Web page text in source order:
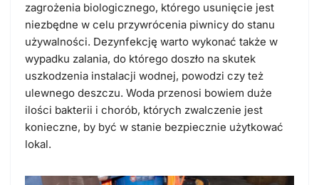
zagrożenia biologicznego, którego usunięcie jest
niezbędne w celu przywrócenia piwnicy do stanu
używalności. Dezynfekcję warto wykonać także w
wypadku zalania, do którego doszło na skutek
uszkodzenia instalacji wodnej, powodzi czy też
ulewnego deszczu. Woda przenosi bowiem duże
ilości bakterii i chorób, których zwalczenie jest
konieczne, by być w stanie bezpiecznie użytkować
lokal.